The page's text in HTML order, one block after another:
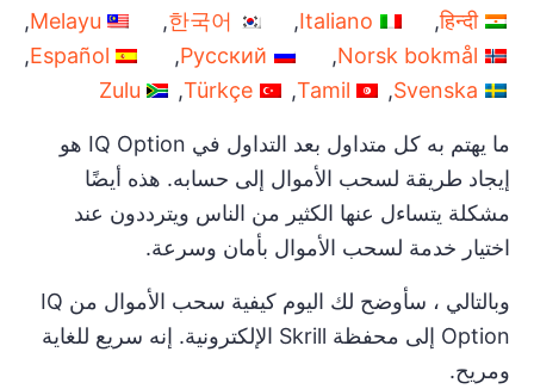
हिन्दी
Italiano
한국어
Melayu
Norsk bokmål
Русский
Español
Svenska
Tamil
Türkçe
Zulu
ما يهتم به كل متداول بعد التداول في IQ Option هو
إيجاد طريقة لسحب الأموال إلى حسابه. هذه أيضًا
مشكلة يتساءل عنها الكثير من الناس ويترددون عند
اختيار خدمة لسحب الأموال بأمان وسرعة.
وبالتالي ، سأوضح لك اليوم كيفية سحب الأموال من IQ
Option إلى محفظة Skrill الإلكترونية. إنه سريع للغاية
ومريح.